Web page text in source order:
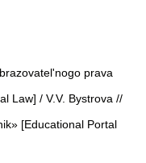
prava
Law] / V.V. Bystrova //
[Educational Portal